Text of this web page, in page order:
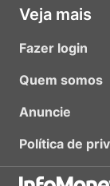
Veja mais
Fazer login
Quem somos
Anuncie
Política de